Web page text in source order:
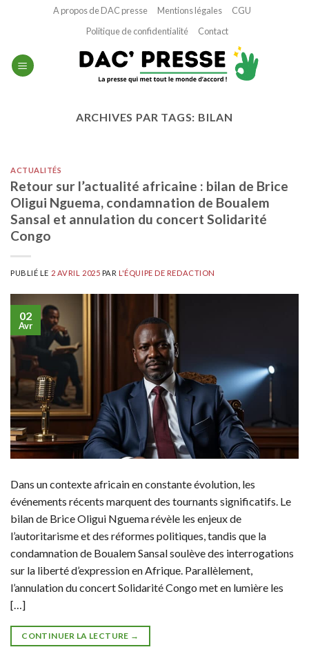
A propos de DAC presse Mentions légales
CGU
Politique de confidentialité
Contact
ARCHIVES PAR TAGS: BILAN
ACTUALITÉS
Retour sur l’actualité africaine : bilan de Brice
Oligui Nguema, condamnation de Boualem
Sansal et annulation du concert Solidarité
Congo
PUBLIÉ LE 2 AVRIL 2025 PARL'ÉQUIPE DE REDACTION
02
Avr
Dans un contexte africain en constante évolution, les
événements récents marquent des tournants significatifs. Le
bilan de Brice Oligui Nguema révèle les enjeux de
l’autoritarisme et des réformes politiques, tandis que la
condamnation de Boualem Sansal soulève des interrogations
sur la liberté d’expression en Afrique. Parallèlement,
l’annulation du concert Solidarité Congo met en lumière les
[…]
CONTINUER LA LECTURE →